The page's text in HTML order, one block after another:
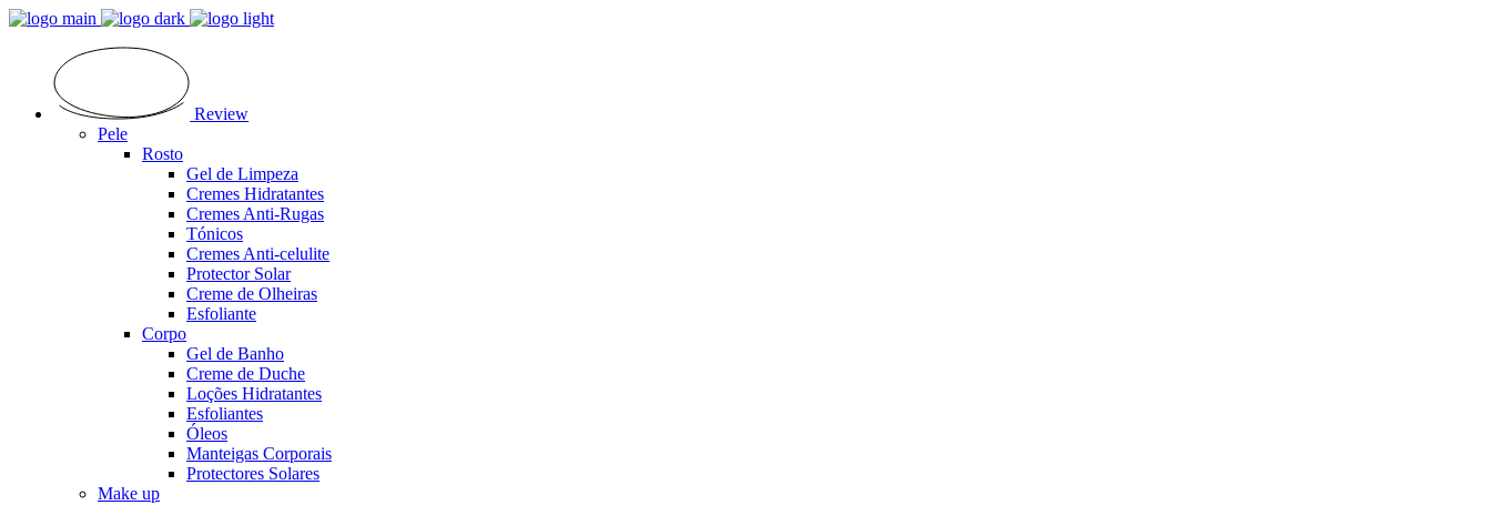
Review
Pele
Rosto
Gel de Limpeza
Cremes Hidratantes
Cremes Anti-Rugas
Tónicos
Cremes Anti-celulite
Protector Solar
Creme de Olheiras
Esfoliante
Corpo
Gel de Banho
Creme de Duche
Loções Hidratantes
Esfoliantes
Óleos
Manteigas Corporais
Protectores Solares
Make up